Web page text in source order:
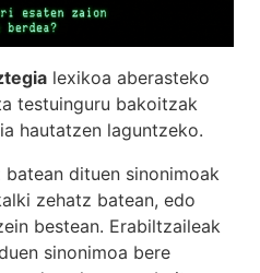
lexikoa aberasteko
testuinguru bakoitzak
hautatzen laguntzeko.
dituen sinonimoak
zehatz batean, edo
bestean. Erabiltzaileak
sinonimoa bere